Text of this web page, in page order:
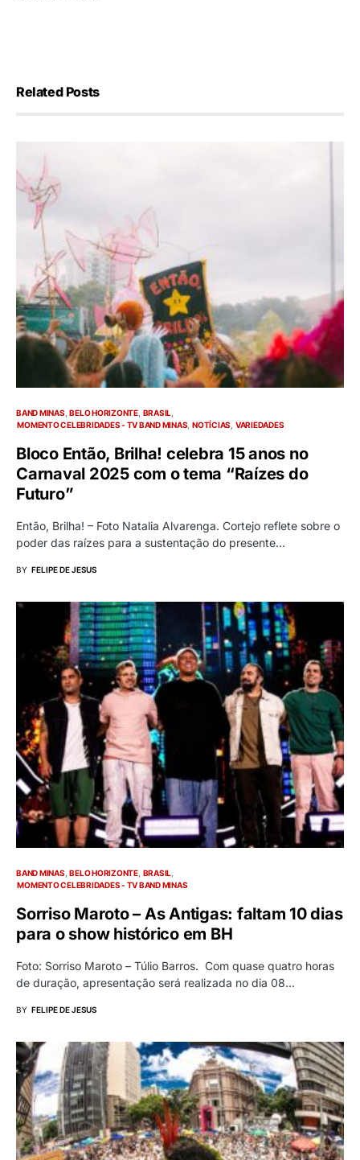
Related Posts
BAND MINAS BELO HORIZONTE BRASIL
MOMENTO CELEBRIDADES - TV BAND MINAS NOTÍCIAS VARIEDADES
Bloco Então, Brilha! celebra 15 anos no
Carnaval 2025 com o tema “Raízes do
Futuro”
Então, Brilha! – Foto Natalia Alvarenga. Cortejo reflete sobre o
poder das raízes para a sustentação do presente…
BY FELIPE DE JESUS
BAND MINAS BELO HORIZONTE BRASIL
MOMENTO CELEBRIDADES - TV BAND MINAS
Sorriso Maroto – As Antigas: faltam 10 dias
para o show histórico em BH
Foto: Sorriso Maroto – Túlio Barros. Com quase quatro horas
de duração, apresentação será realizada no dia 08…
BY FELIPE DE JESUS